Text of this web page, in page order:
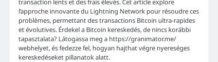
transaction lents et des frais élevés. Cet article explore
l’approche innovante du Lightning Network pour résoudre ces
problèmes, permettant des transactions Bitcoin ultra-rapides
et évolutives. Érdekel a Bitcoin kereskedés, de nincs korábbi
tapasztalata? Látogassa meg a https://granimator.me/
webhelyet, és fedezze fel, hogyan hajthat végre nyereséges
kereskedéseket pillanatok alatt.